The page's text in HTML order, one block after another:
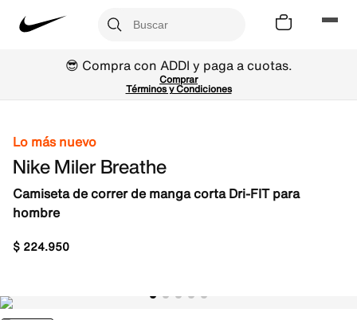
😎 Compra con ADDI y paga a cuotas.
Comprar
Términos y Condiciones
Lo más nuevo
Nike Miler Breathe
Camiseta de correr de manga corta Dri-FIT para
hombre
$ 224.950